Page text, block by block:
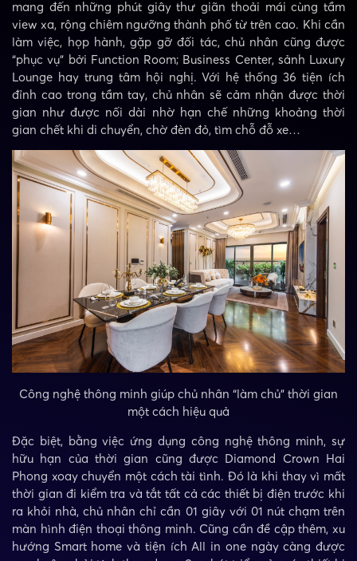
mang đến những phút giây thư giãn thoải mái cùng tầm
view xa, rộng chiêm ngưỡng thành phố từ trên cao. Khi cần
làm việc, họp hành, gặp gỡ đối tác, chủ nhân cũng được
“phục vụ” bởi Function Room; Business Center, sảnh Luxury
Lounge hay trung tâm hội nghị. Với hệ thống 36 tiện ích
đỉnh cao trong tầm tay, chủ nhân sẽ cảm nhận được thời
gian như được nối dài nhờ hạn chế những khoảng thời
gian chết khi di chuyển, chờ đèn đỏ, tìm chỗ đỗ xe…
Công nghệ thông minh giúp chủ nhân “làm chủ” thời gian
một cách hiệu quả
Đặc biệt, bằng việc ứng dụng công nghệ thông minh, sự
hữu hạn của thời gian cũng được Diamond Crown Hai
Phong xoay chuyển một cách tài tình. Đó là khi thay vì mất
thời gian đi kiểm tra và tắt tất cả các thiết bị điện trước khi
ra khỏi nhà, chủ nhân chỉ cần 01 giây với 01 nút chạm trên
màn hình điện thoại thông minh. Cũng cần đề cập thêm, xu
hướng Smart home và tiện ích All in one ngày càng được